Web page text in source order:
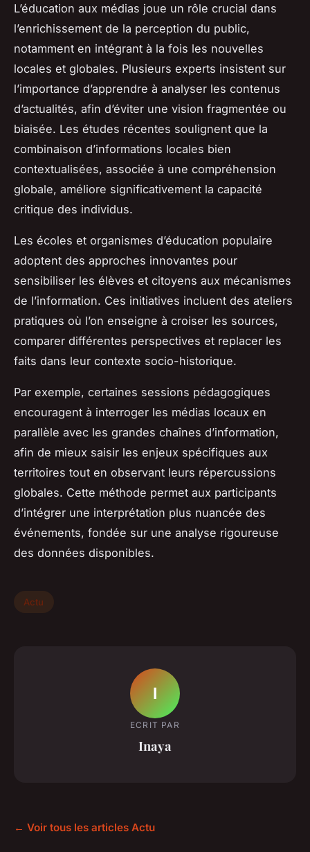
L’éducation aux médias joue un rôle crucial dans
l’enrichissement de la perception du public,
notamment en intégrant à la fois les nouvelles
locales et globales. Plusieurs experts insistent sur
l’importance d’apprendre à analyser les contenus
d’actualités, afin d’éviter une vision fragmentée ou
biaisée. Les études récentes soulignent que la
combinaison d’informations locales bien
contextualisées, associée à une compréhension
globale, améliore significativement la capacité
critique des individus.
Les écoles et organismes d’éducation populaire
adoptent des approches innovantes pour
sensibiliser les élèves et citoyens aux mécanismes
de l’information. Ces initiatives incluent des ateliers
pratiques où l’on enseigne à croiser les sources,
comparer différentes perspectives et replacer les
faits dans leur contexte socio-historique.
Par exemple, certaines sessions pédagogiques
encouragent à interroger les médias locaux en
parallèle avec les grandes chaînes d’information,
afin de mieux saisir les enjeux spécifiques aux
territoires tout en observant leurs répercussions
globales. Cette méthode permet aux participants
d’intégrer une interprétation plus nuancée des
événements, fondée sur une analyse rigoureuse
des données disponibles.
Actu
I
ECRIT PAR
Inaya
← Voir tous les articles Actu